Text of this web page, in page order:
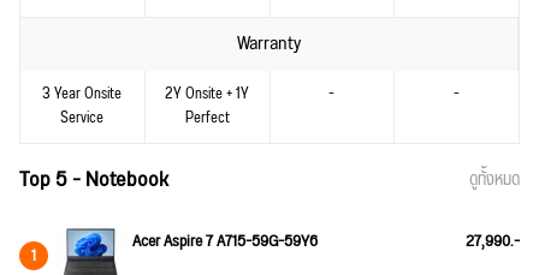
Warranty
3 Year Onsite
Service
2Y Onsite + 1Y
Perfect
- -
Top 5 - Notebook ดูทั้งหมด
1 Acer Aspire 7 A715-59G-59Y6 27,990.-